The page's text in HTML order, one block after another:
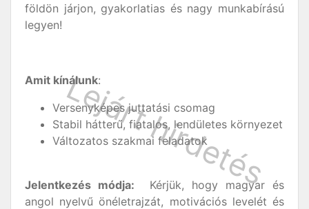
földön járjon, gyakorlatias és nagy munkabírású
legyen!
Amit kínálunk:
Versenyképes juttatási csomag
Stabil hátterű, fiatalos, lendületes környezet
Változatos szakmai feladatok
Jelentkezés módja:
Kérjük, hogy magyar és
angol nyelvű önéletrajzát, motivációs levelét és